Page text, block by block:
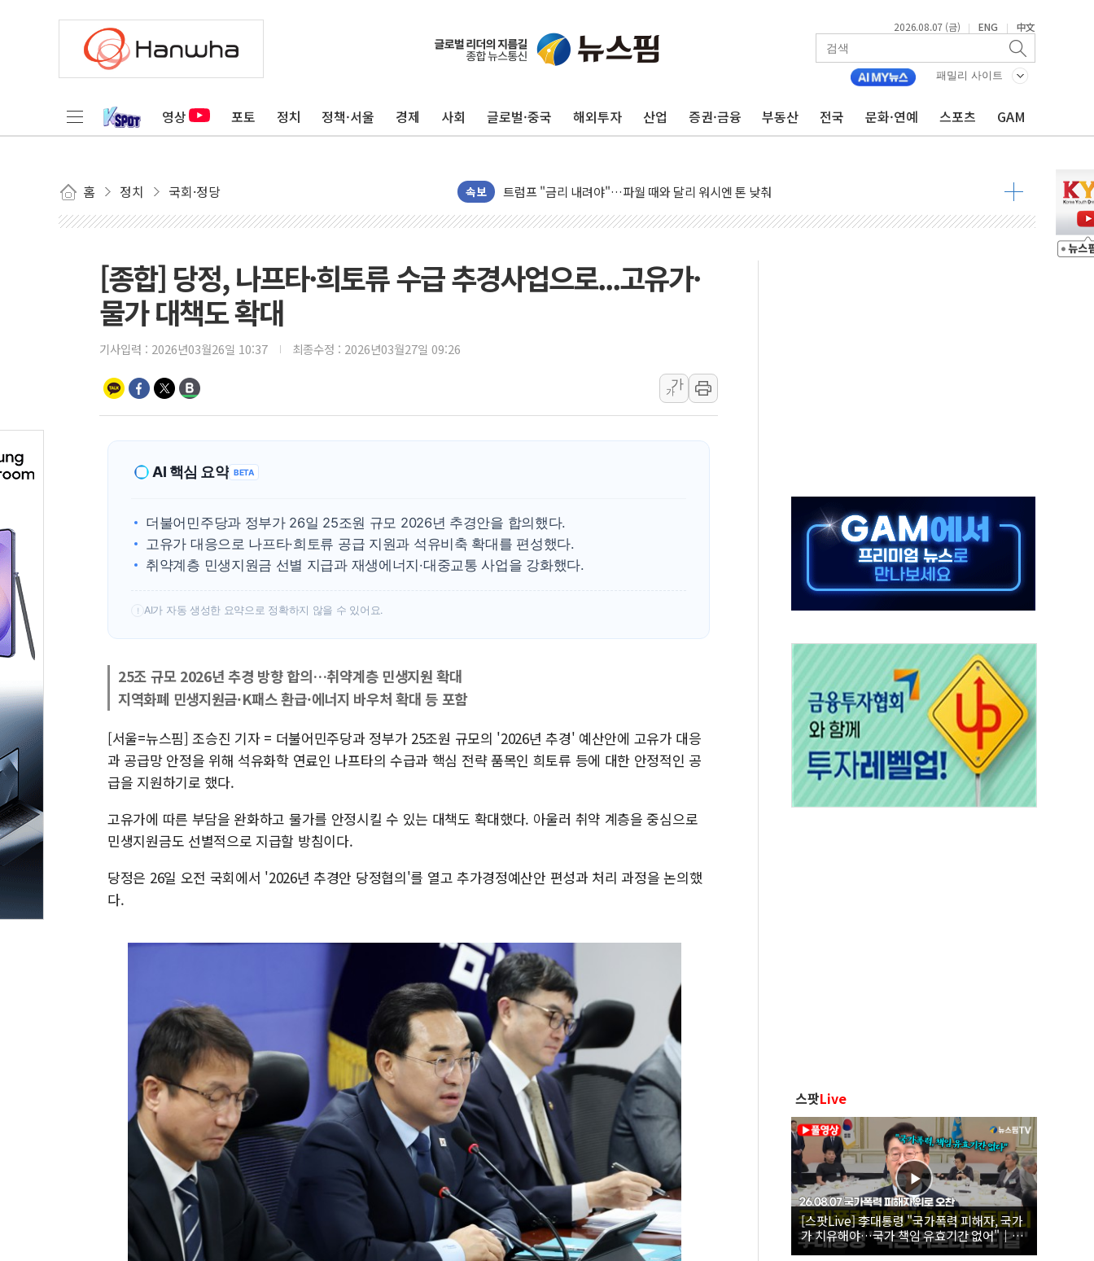
2026.08.07 (금) | ENG | 中文
패밀리 사이트
영상 포토 정치 정책·서울 경제 사회 글로벌·중국 해외투자 산업 증권·금융 부동산 전국 문화·연예 스포츠 GAM
홈 정치 국회·정당 속보
뉴욕증시 프리뷰, 美 고용 쇼크에 금리 인상 우려 후퇴…나스닥 선물 1%대 상승
[종합] 美 7월 고용 2만3000명 감소 '쇼크'…9월 금리 인상 기대 후퇴
뉴욕증시 개장 전 특징주...아틀라시안·클라우드플레어·태양광주↑ VS 트레이드데스크·웬디스↓
보훈부, 미 DPAA와 MOU… "6·25 미군 실종자 7359명 끝까지 찾겠다"
특정 정치인 측근 포항시 정책특보 내정설...포항시 '시끌'
李 "해남 태양광, 대한민국 다음 100년 밑거름…수도권 집중 완화 전환점"
트럼프, 中 겨냥 폴리실리콘 관세 15% 부과…美 태양광주 급등
[사진] 빈살만과 에르도안의 만남
황희 '폐버스 청년주택' SNS 글 역풍에 "정부정책 아냐" 해명
폭염 누그러지고 가뭄 숙지나...경북동해안권 8~9일 최대 100mm 호우
[AI 부동산 투데이] 특공 전략도 '극과 극'…생애최초만 경쟁 치열
[종합] 당정, 나프타·희토류 수급 추경사업으로...고유가·
물가 대책도 확대
기사입력 : 2026년03월26일 10:37 최종수정 : 2026년03월27일 09:26
가
가
AI 핵심 요약 BETA
더불어민주당과 정부가 26일 25조원 규모 2026년 추경안을 합의했다.
고유가 대응으로 나프타·희토류 공급 지원과 석유비축 확대를 편성했다.
취약계층 민생지원금 선별 지급과 재생에너지·대중교통 사업을 강화했다.
! AI가 자동 생성한 요약으로 정확하지 않을 수 있어요.
25조 규모 2026년 추경 방향 합의…취약계층 민생지원 확대
지역화폐 민생지원금·K패스 환급·에너지 바우처 확대 등 포함
[서울=뉴스핌] 조승진 기자 = 더불어민주당과 정부가 25조원 규모의 '2026년 추경' 예산안에 고유가 대응
과 공급망 안정을 위해 석유화학 연료인 나프타의 수급과 핵심 전략 품목인 희토류 등에 대한 안정적인 공
급을 지원하기로 했다.
고유가에 따른 부담을 완화하고 물가를 안정시킬 수 있는 대책도 확대했다. 아울러 취약 계층을 중심으로
민생지원금도 선별적으로 지급할 방침이다.
당정은 26일 오전 국회에서 '2026년 추경안 당정협의'를 열고 추가경정예산안 편성과 처리 과정을 논의했
다.
스팟Live
[스팟Live] 李대통령 "국가폭력 피해자, 국가
가 치유해야…국가 책임 유효기간 없어"｜
26.08.07 국가폭력 피해자 위로 오찬